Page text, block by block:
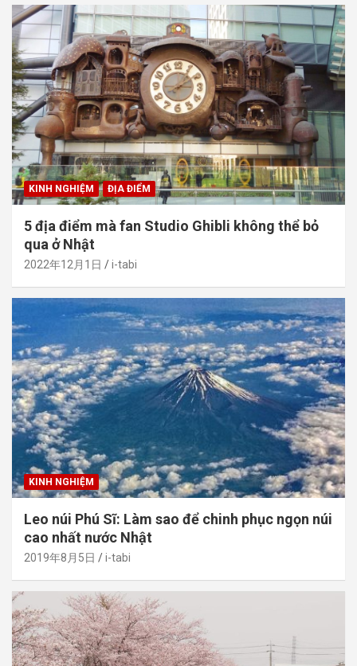
KINH NGHIỆM ĐỊA ĐIỂM
5 địa điểm mà fan Studio Ghibli không thể bỏ
qua ở Nhật
2022年12月1日 i-tabi
KINH NGHIỆM
Leo núi Phú Sĩ: Làm sao để chinh phục ngọn núi
cao nhất nước Nhật
2019年8月5日 i-tabi